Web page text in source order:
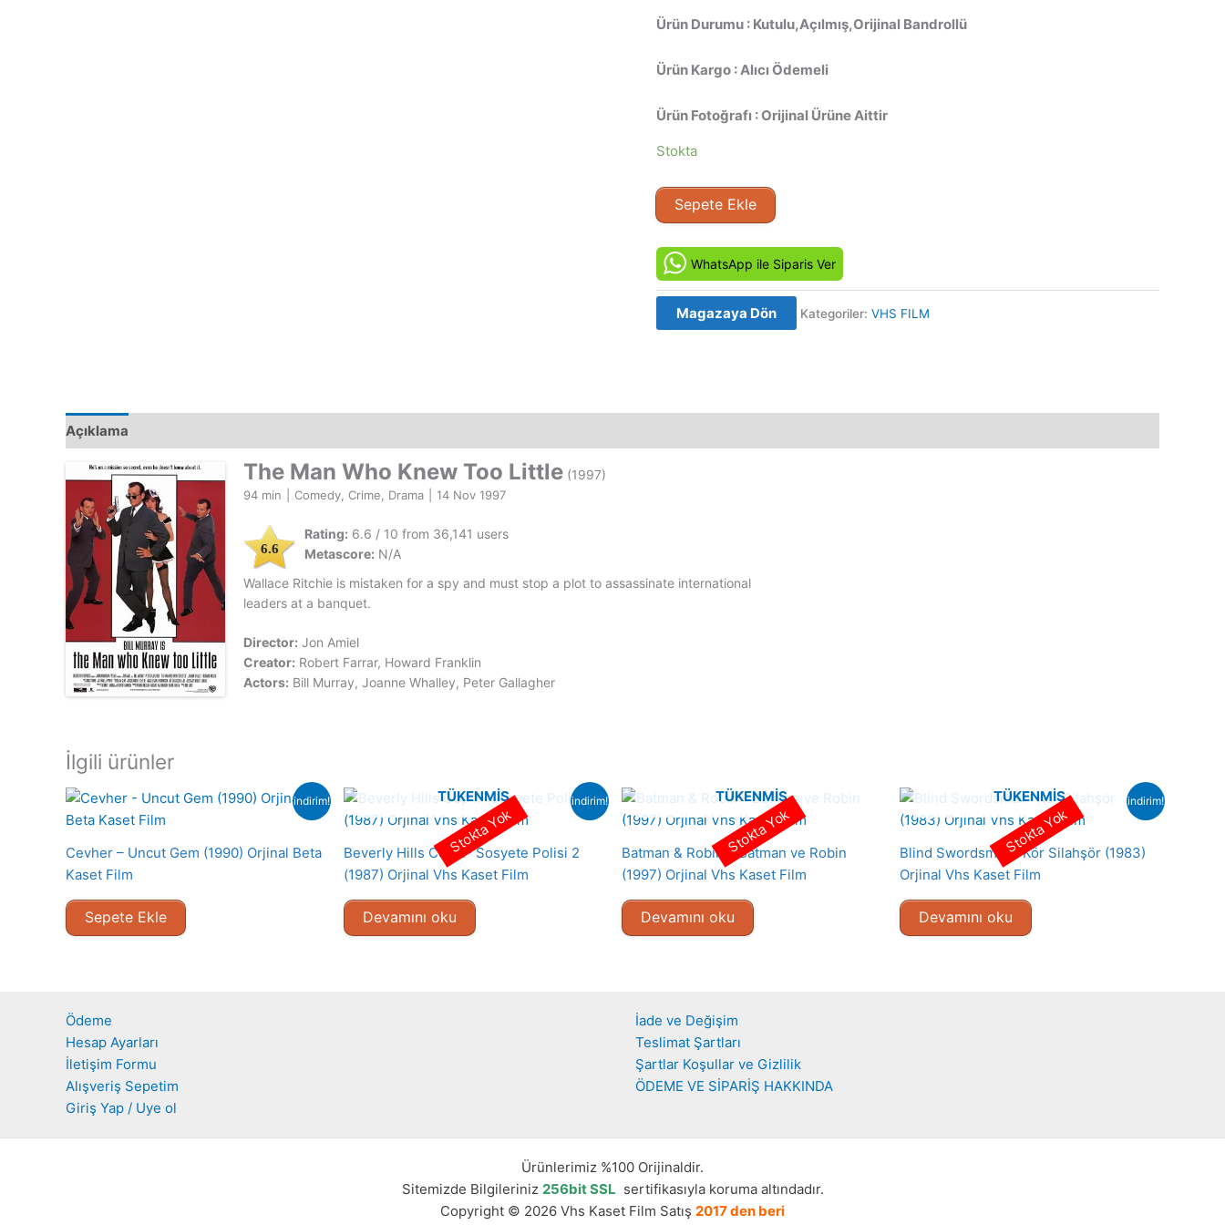
Ürün Durumu : Kutulu,Açılmış,Orijinal Bandrollü
Ürün Kargo : Alıcı Ödemeli
Ürün Fotoğrafı : Orijinal Ürüne Aittir
Stokta
The
Man
Knew
Too
Little-
Az
(1997)
Sepete Ekle
WhatsApp ile Siparis Ver
Magazaya Dön Kategoriler: VHS FILM
Açıklama
The Man Who Knew Too Little (1997)
94 min Comedy, Crime, Drama 14 Nov 1997
6.6
Rating: 6.6 / 10 from 36,141 users
Metascore: N/A
Wallace Ritchie is mistaken for a spy and must stop a plot to assassinate international
leaders at a banquet.
Director: Jon Amiel
Creator: Robert Farrar, Howard Franklin
Actors: Bill Murray, Joanne Whalley, Peter Gallagher
İlgili ürünler
indirim!
Cevher – Uncut Gem (1990) Orjinal Beta
Kaset Film
Sepete Ekle
indirim!
TÜKENMIŞ
Beverly Hills Cop II- Sosyete Polisi 2
(1987) Orjinal Vhs Kaset Film
Devamını oku
Stokta Yok
TÜKENMIŞ
Batman & Robin – Batman ve Robin
(1997) Orjinal Vhs Kaset Film
Devamını oku
Stokta Yok
indirim!
TÜKENMIŞ
Blind Swordsman- Kör Silahşör (1983)
Orjinal Vhs Kaset Film
Devamını oku
Stokta Yok
Ödeme
Hesap Ayarları
İletişim Formu
Alışveriş Sepetim
Giriş Yap / Uye ol
İade ve Değişim
Teslimat Şartları
Şartlar Koşullar ve Gizlilik
ÖDEME VE SİPARİŞ HAKKINDA
Ürünlerimiz %100 Orijinaldir.
Sitemizde Bilgileriniz 256bit SSL sertifikasıyla koruma altındadır.
Copyright © 2026 Vhs Kaset Film Satış 2017 den beri